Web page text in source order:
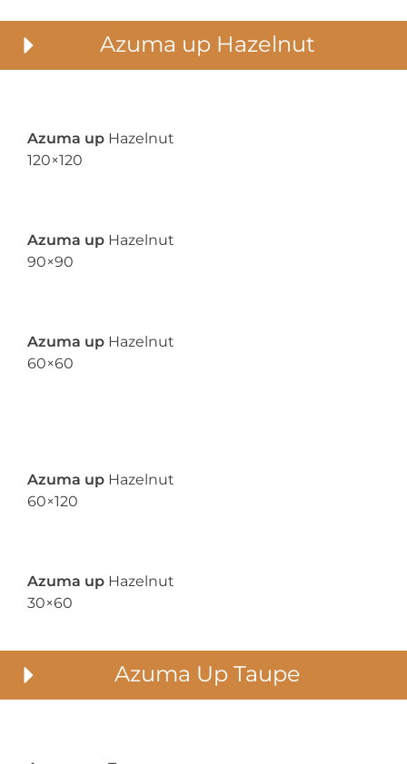
Azuma up Hazelnut
Azuma up Hazelnut
120×120
Azuma up Hazelnut
90×90
Azuma up Hazelnut
60×60
Azuma up Hazelnut
60×120
Azuma up Hazelnut
30×60
Azuma Up Taupe